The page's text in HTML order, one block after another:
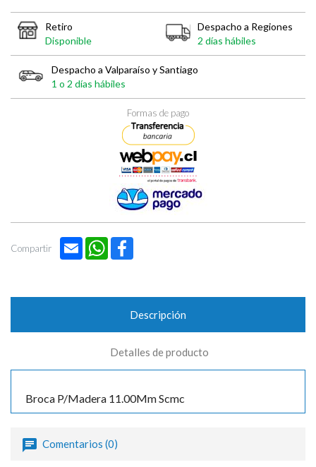
Retiro
Disponible
Despacho a Regiones
2 días hábiles
Despacho a Valparaíso y Santiago
1 o 2 días hábiles
Formas de pago
Compartir Email WhatsApp
Descripción
Detalles de producto
Broca P/Madera 11.00Mm Scmc
Comentarios (0)